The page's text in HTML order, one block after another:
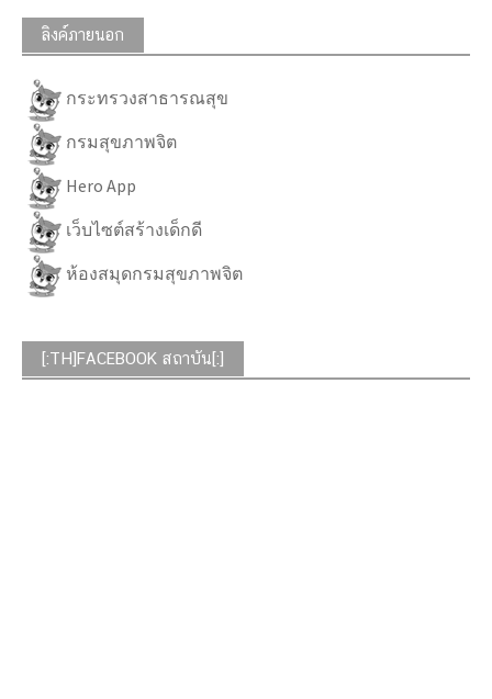
ลิงค์ภายนอก
กระทรวงสาธารณสุข
กรมสุขภาพจิต
Hero App
เว็บไซต์สร้างเด็กดี
ห้องสมุดกรมสุขภาพจิต
[:TH]FACEBOOK สถาบัน[:]